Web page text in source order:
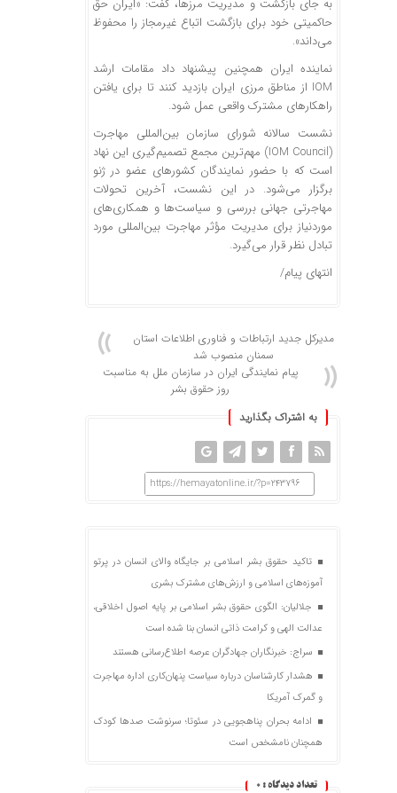
به جای بازگشت و مدیریت مرزها، گفت: «ایران حق
حاکمیتی خود برای بازگشت اتباع غیرمجاز را محفوظ
می‌داند».
نماینده ایران همچنین پیشنهاد داد مقامات ارشد
IOM از مناطق مرزی ایران بازدید کنند تا برای یافتن
راهکار‌های مشترک واقعی عمل شود.
نشست سالانه شورای سازمان بین‌المللی مهاجرت
(IOM Council) مهم‌ترین مجمع تصمیم‌گیری این نهاد
است که با حضور نمایندگان کشور‌های عضو در ژنو
برگزار می‌شود. در این نشست، آخرین تحولات
مهاجرتی جهانی بررسی و سیاست‌ها و همکاری‌های
موردنیاز برای مدیریت مؤثر مهاجرت بین‌المللی مورد
تبادل نظر قرار می‌گیرد.
انتهای پیام/
مدیرکل جدید ارتباطات و فناوری اطلاعات استان
سمنان منصوب شد
پیام نمایندگی ایران در سازمان ملل به مناسبت
روز حقوق بشر
به اشتراک بگذارید
https://hemayatonline.ir/?p=243796
تاکید حقوق بشر اسلامی بر جایگاه والای انسان در پرتو
آموزه‌های اسلامی و ارزش‌های مشترک بشری
جلالیان: الگوی حقوق بشر اسلامی بر پایه اصول اخلاقی،
عدالت الهی و کرامت ذاتی انسان بنا شده است
سراج: خبرنگاران جهادگران عرصه اطلاع‌رسانی هستند
هشدار کارشناسان درباره سیاست پنهان‌کاری اداره مهاجرت
و گمرک آمریکا
ادامه بحران پناهجویی در سئوتا؛ سرنوشت صدها کودک
همچنان نامشخص است
تعداد دیدگاه : 0